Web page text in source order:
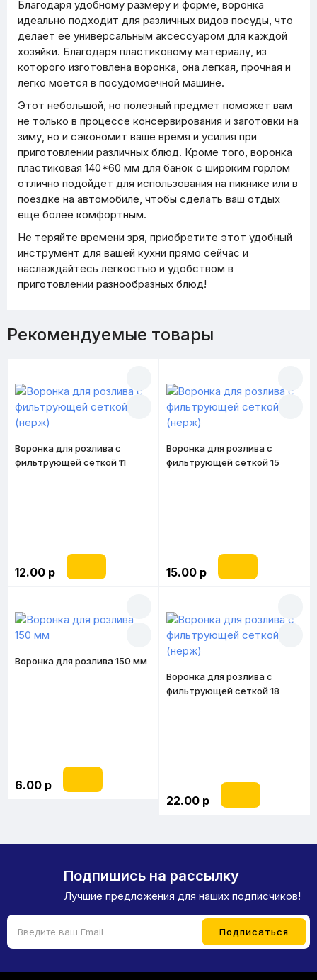
Благодаря удобному размеру и форме, воронка
идеально подходит для различных видов посуды, что
делает ее универсальным аксессуаром для каждой
хозяйки. Благодаря пластиковому материалу, из
которого изготовлена воронка, она легкая, прочная и
легко моется в посудомоечной машине.
Этот небольшой, но полезный предмет поможет вам
не только в процессе консервирования и заготовки на
зиму, но и сэкономит ваше время и усилия при
приготовлении различных блюд. Кроме того, воронка
пластиковая 140*60 мм для банок с широким горлом
отлично подойдет для использования на пикнике или в
поездке на автомобиле, чтобы сделать ваш отдых
еще более комфортным.
Не теряйте времени зря, приобретите этот удобный
инструмент для вашей кухни прямо сейчас и
наслаждайтесь легкостью и удобством в
приготовлении разнообразных блюд!
Рекомендуемые товары
Воронка для розлива с
фильтрующей сеткой 11
12.00 р
Воронка для розлива с
фильтрующей сеткой 15
15.00 р
Воронка для розлива 150 мм
6.00 р
Воронка для розлива с
фильтрующей сеткой 18
22.00 р
Подпишись на рассылку
Лучшие предложения для наших подписчиков!